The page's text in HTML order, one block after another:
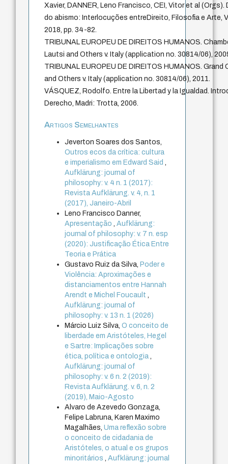
Xavier, DANNER, Leno Francisco, CEI, Vitor et al
do abismo: Interlocuções entreDireito, Filosofia e Arte,
2018, pp. 34-82.
TRIBUNAL EUROPEU DE DIREITOS HUMANOS.
Lautsi and Others v. Italy (application no. 30814/06),
TRIBUNAL EUROPEU DE DIREITOS HUMANOS.
and Others v. Italy (application no. 30814/06), 2011.
VÁSQUEZ, Rodolfo. Entre la Libertad y la Igualdad.
Derecho, Madri: Trotta, 2006.
Artigos Semelhantes
Jeverton Soares dos Santos,
Outros ecos da crítica: cultura
e imperialismo em Edward Said,
Aufklärung: journal of
philosophy: v. 4 n. 1 (2017):
Revista Aufklärung. v. 4, n. 1
(2017), Janeiro-Abril
Leno Francisco Danner,
Apresentação,Aufklärung:
journal of philosophy: v. 7 n. esp
(2020): Justificação Ética Entre
Teoria e Prática
Gustavo Ruiz da Silva, Poder e
Violência: Aproximações e
distanciamentos entre Hannah
Arendt e Michel Foucault,
Aufklärung: journal of
philosophy: v. 13 n. 1 (2026)
Márcio Luiz Silva,O conceito de
liberdade em Aristóteles, Hegel
e Sartre: Implicações sobre
ética, política e ontologia,
Aufklärung: journal of
philosophy: v. 6 n. 2 (2019):
Revista Aufklärung. v. 6, n. 2
(2019), Maio-Agosto
Alvaro de Azevedo Gonzaga,
Felipe Labruna, Karen Maximo
Magalhães,Uma reflexão sobre
o conceito de cidadania de
Aristóteles, o atual e os grupos
minoritários,Aufklärung: journal